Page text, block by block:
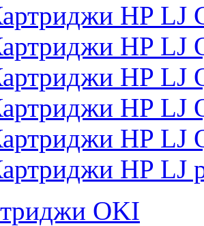
HP LJ
HP LJ
HP LJ
HP LJ
HP LJ
HP LJ
OKI